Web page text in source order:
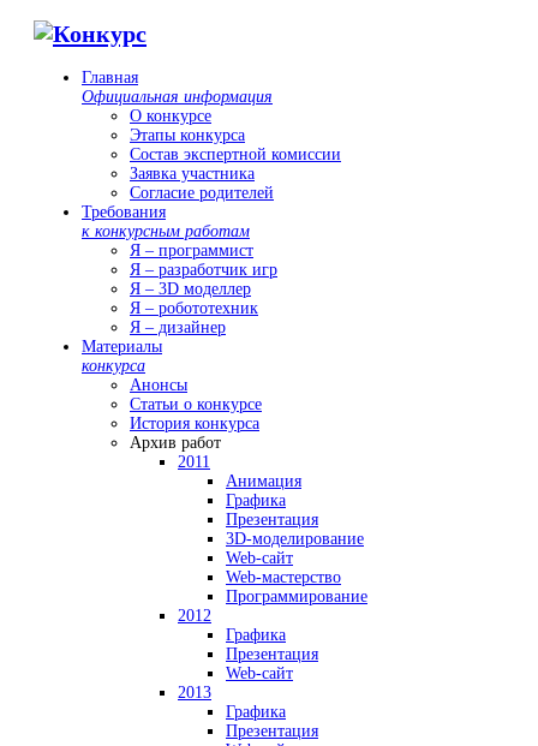
Главная
Официальная информация
О конкурсе
Этапы конкурса
Состав экспертной комиссии
Заявка участника
Согласие родителей
Требования
к конкурсным работам
Я – программист
Я – разработчик игр
Я – 3D моделлер
Я – робототехник
Я – дизайнер
Материалы
конкурса
Анонсы
Статьи о конкурсе
История конкурса
Архив работ
2011
Анимация
Графика
Презентация
3D-моделирование
Web-сайт
Web-мастерство
Программирование
2012
Графика
Презентация
Web-сайт
2013
Графика
Презентация